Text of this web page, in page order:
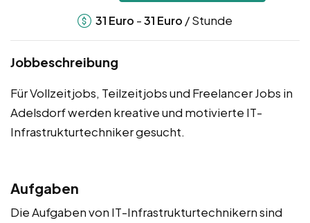
31 Euro -31 Euro / Stunde
Jobbeschreibung
Für Vollzeitjobs, Teilzeitjobs und Freelancer Jobs in
Adelsdorf werden kreative und motivierte IT-
Infrastrukturtechniker gesucht.
Aufgaben
Die Aufgaben von IT-Infrastrukturtechnikern sind